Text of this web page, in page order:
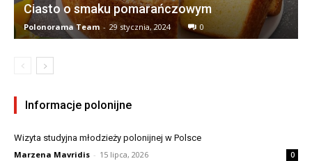
Ciasto o smaku pomarańczowym
Polonorama Team - 29 stycznia, 2024 0
Informacje polonijne
Wizyta studyjna młodzieży polonijnej w Polsce
Marzena Mavridis - 15 lipca, 2026 0